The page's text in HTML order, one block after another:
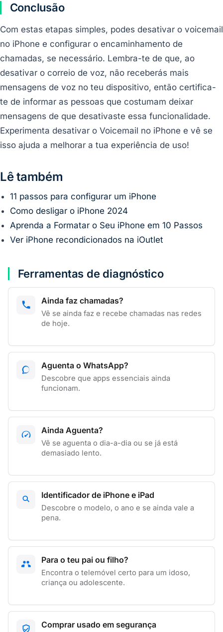
Conclusão
Com estas etapas simples, podes desativar o voicemail
no iPhone e configurar o encaminhamento de
chamadas, se necessário. Lembra-te de que, ao
desativar o correio de voz, não receberás mais
mensagens de voz no teu dispositivo, então certifica-
te de informar as pessoas que costumam deixar
mensagens de que desativaste essa funcionalidade.
Experimenta desativar o Voicemail no iPhone e vê se
isso ajuda a melhorar a tua experiência de uso!
Lê também
11 passos para configurar um iPhone
Como desligar o iPhone 2024
Aprenda a Formatar o Seu iPhone em 10 Passos
Ver iPhone recondicionados na iOutlet
Ferramentas de diagnóstico
Ainda faz chamadas?
Vê se ainda faz e recebe chamadas nas redes
de hoje.
Aguenta o WhatsApp?
Descobre que apps essenciais ainda
funcionam.
Ainda Aguenta?
Vê se aguenta o dia-a-dia ou se já está
demasiado lento.
Identificador de iPhone e iPad
Descobre o modelo, o ano e se ainda vale a
pena.
Para o teu pai ou filho?
Encontra o telemóvel certo para um idoso,
criança ou adolescente.
Comprar usado em segurança